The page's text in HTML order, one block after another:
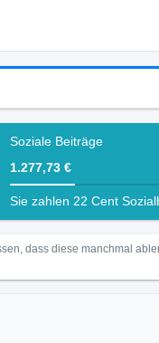
Soziale Beiträge
1.277,73 €
Sie zahlen 22 Cent
dass diese manchmal